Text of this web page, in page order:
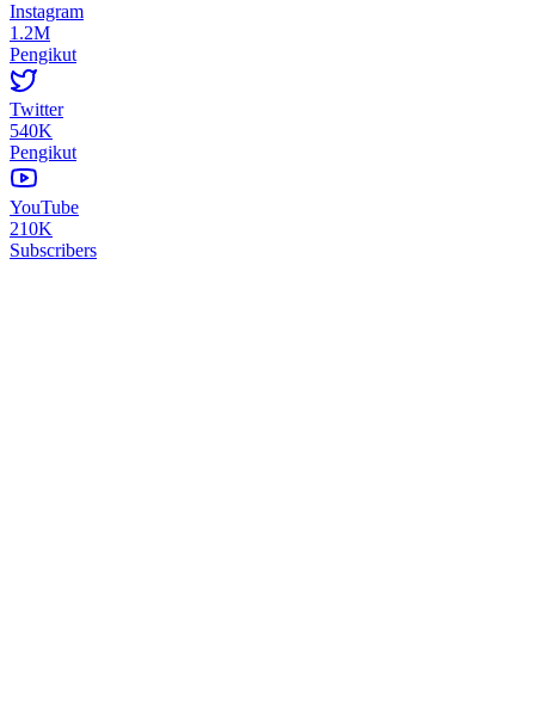
Instagram
1.2M
Pengikut
Twitter
540K
Pengikut
YouTube
210K
Subscribers